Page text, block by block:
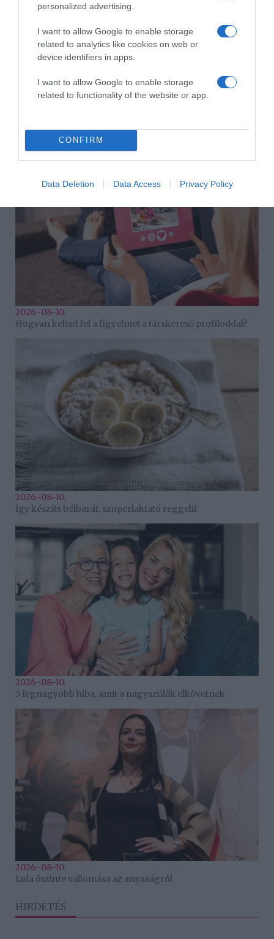
personalized advertising.
I want to allow Google to enable storage
related to analytics like cookies on web or
device identifiers in apps.
I want to allow Google to enable storage
related to functionality of the website or app.
CONFIRM
Data Deletion Data Access Privacy Policy
Pinterest
Címkék: párkapcsolat,válás
Korábbi bejegyzések Következő bejegyzés
HASONLÓ BEJEGYZÉSEK
2026-08-10.
Hogyan keltsd fel a figyelmet a társkereső profiloddal?
2026-08-10.
Így készíts bélbarát, szuperlaktató reggelit
2026-08-10.
5 legnagyobb hiba, amit a nagyszülők elkövetnek
2026-08-10.
Lola őszinte vallomása az anyaságról
HIRDETÉS